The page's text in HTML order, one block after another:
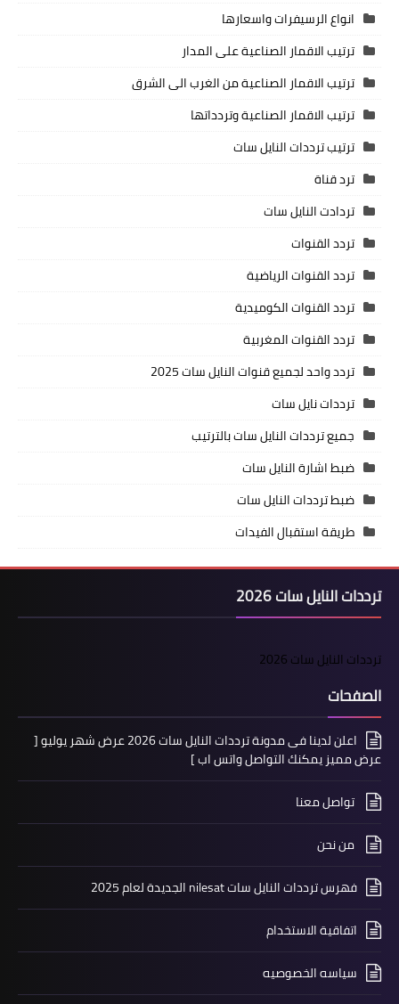
انواع الرسيفرات واسعارها
ترتيب الاقمار الصناعية على المدار
ترتيب الاقمار الصناعية من الغرب الى الشرق
ترتيب الاقمار الصناعية وتردداتها
ترتيب ترددات النايل سات
ترد قناة
تردادت النايل سات
تردد القنوات
تردد القنوات الرياضية
تردد القنوات الكوميدية
تردد القنوات المغربية
تردد واحد لجميع قنوات النايل سات 2025
ترددات نايل سات
جميع ترددات النايل سات بالترتيب
ضبط اشارة النايل سات
ضبط ترددات النايل سات
طريقة استقبال الفيدات
ترددات النايل سات 2026
ترددات النايل سات 2026
الصفحات
اعلن لدينا فى مدونة ترددات النايل سات 2026 عرض شهر يوليو [
عرض مميز يمكنك التواصل واتس اب ]
تواصل معنا
من نحن
فهرس ترددات النايل سات nilesat الجديدة لعام 2025
اتفاقية الاستخدام
سياسه الخصوصيه